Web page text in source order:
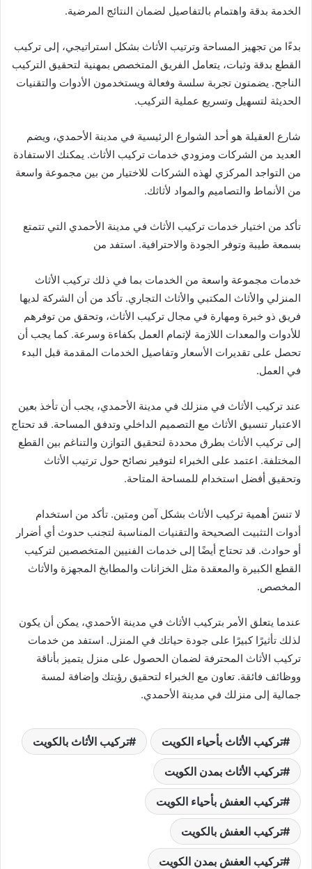
الخدمة بدقة واهتمام بالتفاصيل لضمان النتائج المرضية.
بدءًا من تجهيز المساحة وترتيب الأثاث بشكل استراتيجي، إلى تركيب
القطع بدقة وثبات، يتعامل الفريق المتخصص بمهنية لتحقيق التركيب
الناجح. يضمنون تجربة سلسة وفعالة ويستخدمون الأدوات والتقنيات
الحديثة لتسهيل وتسريع عملية التركيب.
شارع العقيلة هو أحد الشوارع الرئيسية في مدينة الأحمدي، ويضم
العديد من الشركات ومزودي خدمات تركيب الأثاث. يمكنك الاستفادة
من التواجد المركزي لهذه الشركات للاختيار من بين مجموعة واسعة
من الأنماط والتصاميم والمواد لأثاثك.
تأكد من اختيار خدمات تركيب الأثاث في مدينة الأحمدي التي تتمتع
بسمعة طيبة وتوفر الجودة والاحترافية. استفد من
خدمات مجموعة واسعة من الخدمات بما في ذلك تركيب الأثاث
المنزلي والأثاث المكتبي والأثاث التجاري. تأكد من أن الشركة لديها
فريق ذو خبرة ومهارة في مجال تركيب الأثاث، وتحقق من توفرهم
للأدوات والمعدات اللازمة لإتمام العمل بكفاءة وسرعة. كما يجب أن
تحصل على تقديرات الأسعار وتفاصيل الخدمات المقدمة قبل البدء
في العمل.
عند تركيب الأثاث في منزلك في مدينة الأحمدي، يجب أن تأخذ بعين
الاعتبار تنسيق الأثاث مع التصميم الداخلي وتدفق المساحة. قد تحتاج
إلى تركيب الأثاث بطرق محددة لتحقيق التوازن والتناغم بين القطع
المختلفة. اعتمد على الخبراء لتوفير نصائح حول ترتيب الأثاث
وتحقيق أفضل استخدام للمساحة المتاحة.
لا تنسَ أهمية تركيب الأثاث بشكل آمن ومتين. تأكد من استخدام
أدوات التثبيت الصحيحة والتقنيات المناسبة لتجنب حدوث أي أضرار
أو حوادث. قد تحتاج أيضًا إلى خدمات الفنيين المتخصصين لتركيب
القطع الكبيرة والمعقدة مثل الخزانات والمطابخ المجهزة والأثاث
المخصص.
عندما يتعلق الأمر بتركيب الأثاث في مدينة الأحمدي، يمكن أن يكون
لذلك تأثيرًا كبيرًا على جودة حياتك في المنزل. استفد من خدمات
تركيب الأثاث المحترفة لضمان الحصول على منزل يتميز بأناقة
ووظائف فائقة. تعاون مع الخبراء لتحقيق رؤيتك وإضافة لمسة
جمالية إلى منزلك في مدينة الأحمدي.
تركيب الأثاث بأحياء الكويت تركيب الأثاث بالكويت
تركيب الأثاث بمدن الكويت
تركيب العفش بأحياء الكويت
تركيب العفش بالكويت
تركيب العفش بمدن الكويت